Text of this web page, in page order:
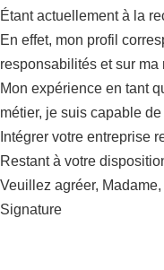
Étant actuellement à la
En effet, mon profil
responsabilités et sur ma
Mon expérience en tant
métier, je suis capable
Intégrer votre entreprise
Restant à votre
Veuillez agréer,
Signature